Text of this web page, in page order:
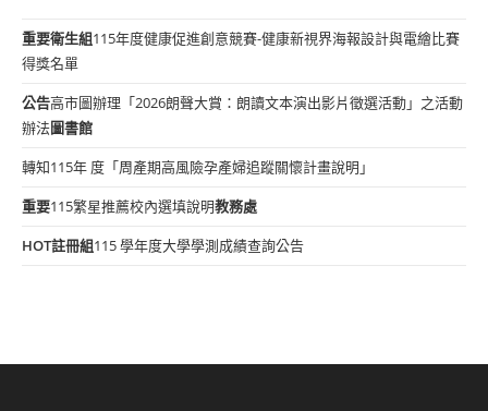
重要衛生組115年度健康促進創意競賽-健康新視界海報設計與電繪比賽
得獎名單
公告高市圖辦理「2026朗聲大賞：朗讀文本演出影片徵選活動」之活動
辦法圖書館
轉知115年 度「周產期高風險孕產婦追蹤關懷計畫說明」
重要115繁星推薦校內選填說明教務處
HOT註冊組115 學年度大學學測成績查詢公告